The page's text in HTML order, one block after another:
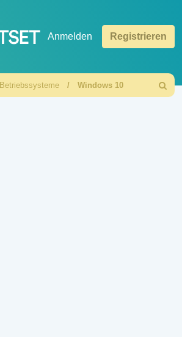
Anmelden Registrieren
Betriebssysteme Windows 10
Suche